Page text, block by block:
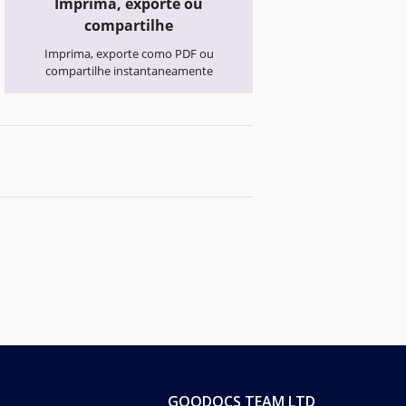
compartilhe
Imprima, exporte como PDF ou
compartilhe instantaneamente
GOODOCS TEAM LTD